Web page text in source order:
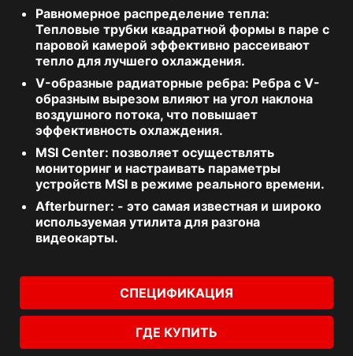
Равномерное распределение тепла:
Тепловые трубки квадратной формы в паре с
паровой камерой эффективно рассеивают
тепло для лучшего охлаждения.
V-образные радиаторные ребра: Ребра с V-
образным вырезом влияют на угол наклона
воздушного потока, что повышает
эффективность охлаждения.
MSI Center: позволяет осуществлять
мониторинг и настраивать параметры
устройств MSI в режиме реального времени.
Afterburner: - это самая известная и широко
используемая утилита для разгона
видеокарты.
СПЕЦИФИКАЦИЯ
ГДЕ КУПИТЬ